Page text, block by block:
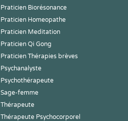
Praticien Biorésonance
Praticien Homeopathe
Praticien Meditation
Praticien Qi Gong
Praticien Thérapies brèves
Psychanalyste
Psychothérapeute
Sage-femme
Thérapeute
Thérapeute Psychocorporel